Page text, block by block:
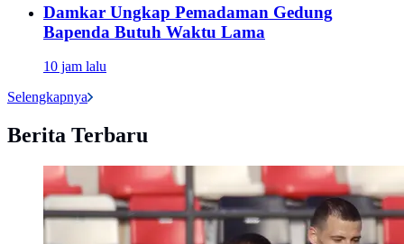
Damkar Ungkap Pemadaman Gedung
Bapenda Butuh Waktu Lama
10 jam lalu
Selengkapnya
Berita Terbaru